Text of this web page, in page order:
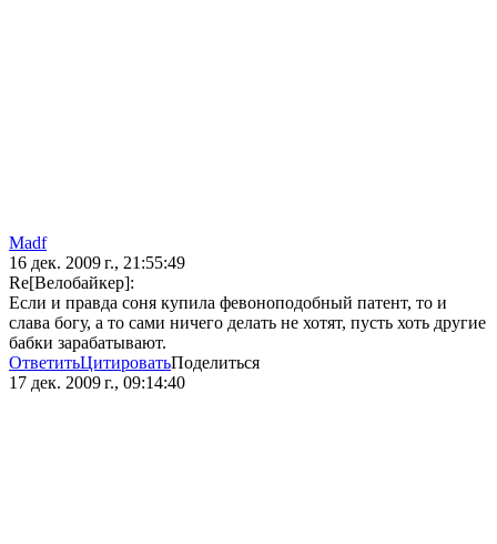
Madf
16 дек. 2009 г., 21:55:49
Re[Велобайкер]:
Если и правда соня купила февоноподобный патент, то и
слава богу, а то сами ничего делать не хотят, пусть хоть другие
бабки зарабатывают.
ОтветитьЦитироватьПоделиться
17 дек. 2009 г., 09:14:40